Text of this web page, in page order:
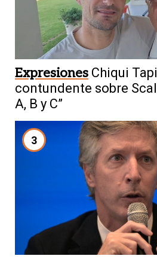
Expresiones Chiqui
contundente sobre
A, B y C”
3